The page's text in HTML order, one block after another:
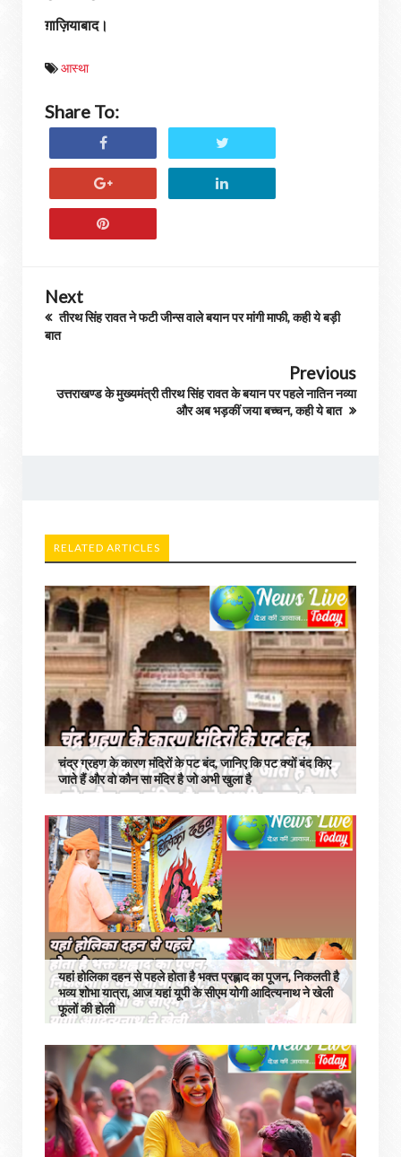
ग़ाज़ियाबाद।
आस्था
Share To:
Next
तीरथ सिंह रावत ने फटी जीन्स वाले बयान पर मांगी माफी, कही ये बड़ी
बात
Previous
उत्तराखण्ड के मुख्यमंत्री तीरथ सिंह रावत के बयान पर पहले नातिन नव्या
और अब भड़कीं जया बच्चन, कही ये बात
RELATED ARTICLES
चंद्र ग्रहण के कारण मंदिरों के पट बंद, जानिए कि पट क्यों बंद किए
जाते हैं और वो कौन सा मंदिर है जो अभी खुला है
यहां होलिका दहन से पहले होता है भक्त प्रह्लाद का पूजन, निकलती है
भव्य शोभा यात्रा, आज यहां यूपी के सीएम योगी आदित्यनाथ ने खेली
फूलों की होली